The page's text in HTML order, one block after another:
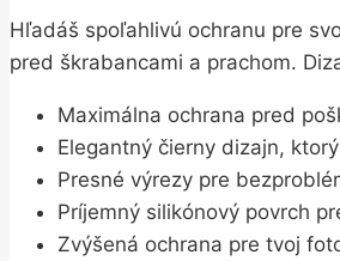
Hľadáš spoľahlivú ochranu pre
pred škrabancami a prachom.
Maximálna ochrana pred
Elegantný čierny dizajn,
Presné výrezy pre
Príjemný silikónový povrch
Zvýšená ochrana pre tvoj